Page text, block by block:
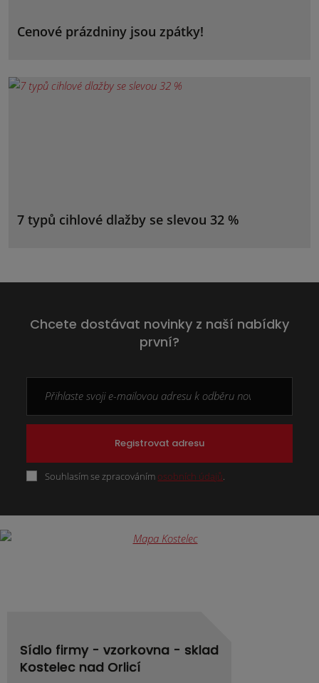
Cenové prázdniny jsou zpátky!
7 typů cihlové dlažby se slevou 32 %
Chcete dostávat novinky z naší nabídky
první?
Registrovat adresu
Souhlasím se zpracováním osobních údajů.
Sídlo firmy - vzorkovna - sklad
Kostelec nad Orlicí